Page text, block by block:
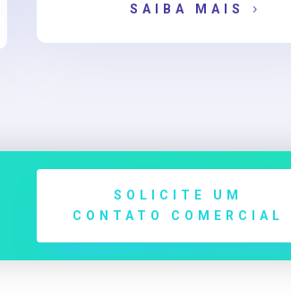
SAIBA MAIS
SOLICITE UM
CONTATO COMERCIAL